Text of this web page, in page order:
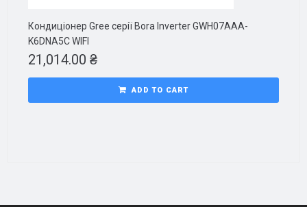
Кондиціонер Gree серії Bora Inverter GWH07AAA-
K6DNA5C WIFI
21,014.00 ₴
ADD TO CART